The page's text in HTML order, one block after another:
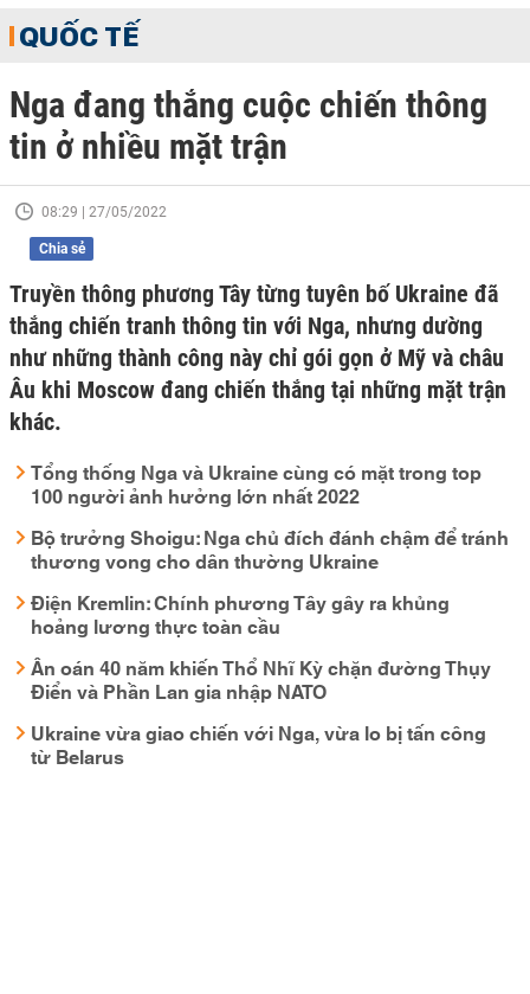
QUỐC TẾ
Nga đang thắng cuộc chiến thông
tin ở nhiều mặt trận
08:29 | 27/05/2022
Chia sẻ
Truyền thông phương Tây từng tuyên bố Ukraine đã
thắng chiến tranh thông tin với Nga, nhưng dường
như những thành công này chỉ gói gọn ở Mỹ và châu
Âu khi Moscow đang chiến thắng tại những mặt trận
khác.
Tổng thống Nga và Ukraine cùng có mặt trong top
100 người ảnh hưởng lớn nhất 2022
Bộ trưởng Shoigu: Nga chủ đích đánh chậm để tránh
thương vong cho dân thường Ukraine
Điện Kremlin: Chính phương Tây gây ra khủng
hoảng lương thực toàn cầu
Ân oán 40 năm khiến Thổ Nhĩ Kỳ chặn đường Thụy
Điển và Phần Lan gia nhập NATO
Ukraine vừa giao chiến với Nga, vừa lo bị tấn công
từ Belarus